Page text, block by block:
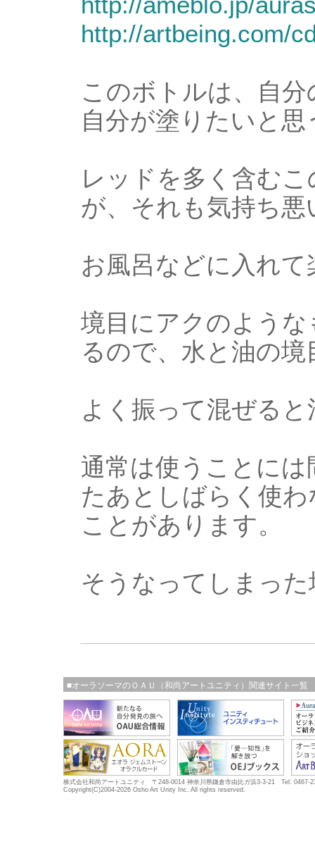
http://artbeing.com/
このボトルは、自
自分が塗りたいと
レッドを多く含む
が、それも気持ち
お風呂などに入れ
境目にアクのよう
るので、水と油の
よく振って混ぜる
通常は使うことに
たあとしばらく使
ことがあります。
そうなってしまっ
■オーラソーマのＯＡＵ（和尚アートユニティ）関連サイト一覧
株式会社和尚アートユニティ 〒248-0014 神奈川県鎌倉市由比ガ浜3-3-21 Tel: 0467-
Copyright(C)2004-2026 Osho Art Unity Inc. All rights reserved.